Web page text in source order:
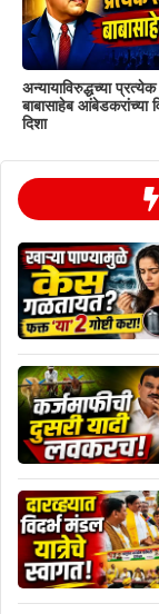
अन्यायाविरुद्धच्या
बाबासाहेब आंबेडकरांच्या
दिशा